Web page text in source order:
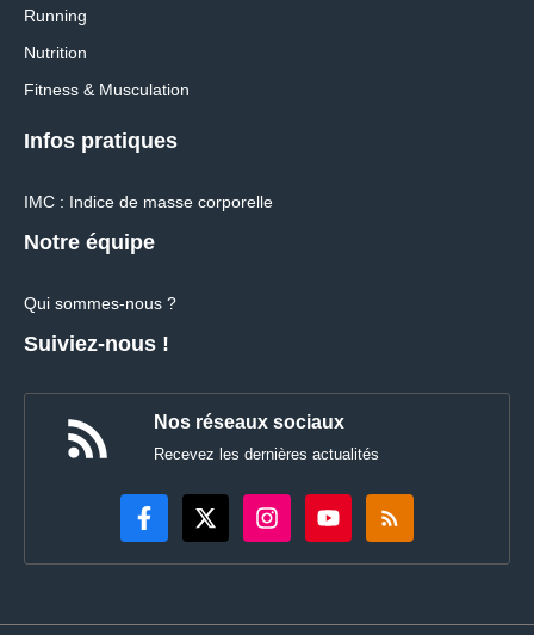
Running
Nutrition
Fitness & Musculation
Infos pratiques
IMC : Indice de masse corporelle
Notre équipe
Qui sommes-nous ?
Suiviez-nous !
Nos réseaux sociaux
Recevez les dernières actualités